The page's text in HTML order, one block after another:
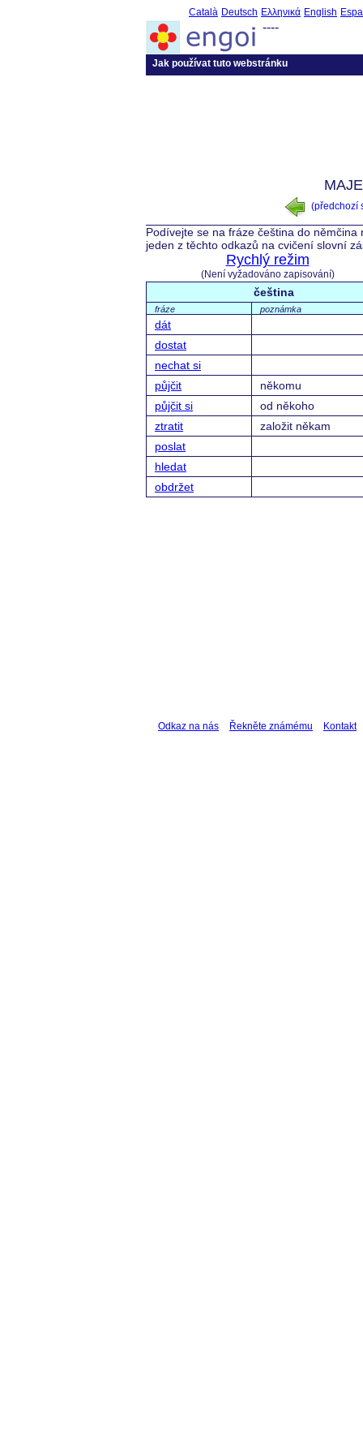
Català Deutsch Ελληνικά English
----
Jak používat tuto webstránku
(předchozí
Podívejte se na fráze čeština do
jeden z těchto odkazů na cvičení slovní
Rychlý režim
(Není vyžadováno zapisování)
čeština
fráze poznámka
dát
dostat
nechat si
půjčit
někomu
půjčit si
od někoho
ztratit
založit někam
poslat
hledat
obdržet
Odkaz na nás Řekněte známému Kontakt